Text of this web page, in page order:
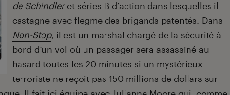
de Schindleret séries B d’action dans lesquelles il
castagne avec flegme des brigands patentés. Dans
Non-Stop, il est un marshal chargé de la sécurité à
bord d’un vol où un passager sera assassiné au
hasard toutes les 20 minutes si un mystérieux
terroriste ne reçoit pas 150 millions de dollars sur